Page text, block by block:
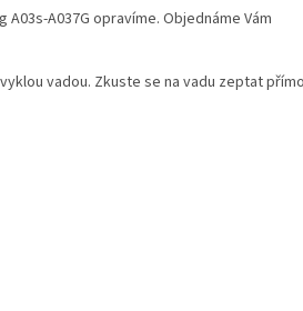
A037G opravíme. Objednáme Vám
vadou. Zkuste se na vadu zeptat